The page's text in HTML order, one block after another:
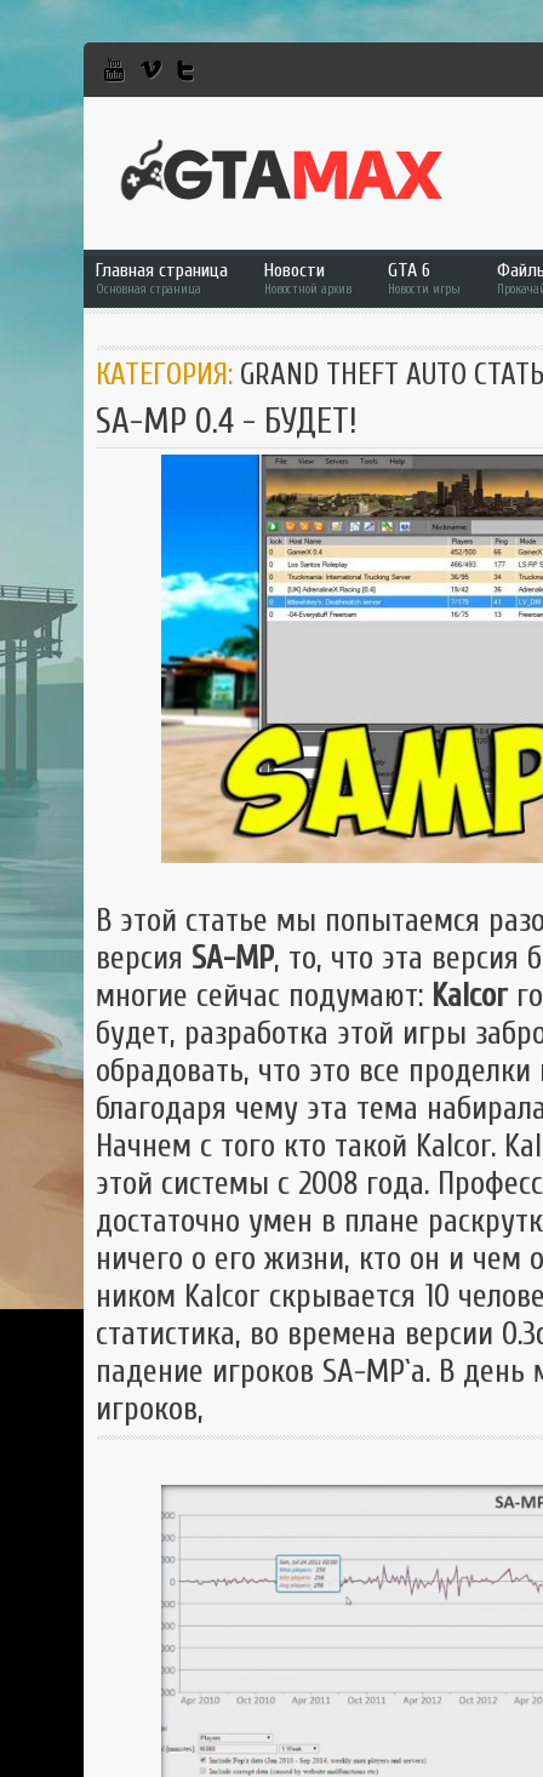
Главная страница
Основная страница
Новости
Новостной архив
GTA 6
GTA 5
GTA Online
RDR 2
GTA 6
Новости игры
GTA
GTA
GTA
GTA
КАТЕГОРИЯ: GRAND THEFT AUTO
SA-MP 0.4 - БУДЕТ!
В этой статье мы попытаемся
версия SA-MP, то, что эта версия
многие сейчас подумают: Kalcor
будет, разработка этой игры
обрадовать, что это все
благодаря чему эта тема
Начнем с того кто такой Kalcor.
этой системы с 2008 года.
достаточно умен в плане
ничего о его жизни, кто он и
ником Kalcor скрывается 10
статистика, во времена версии
падение игроков SA-MP`а. В
игроков,